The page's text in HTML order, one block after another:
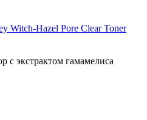
Witch-Hazel Pore Clear Toner
с экстрактом гамамелиса